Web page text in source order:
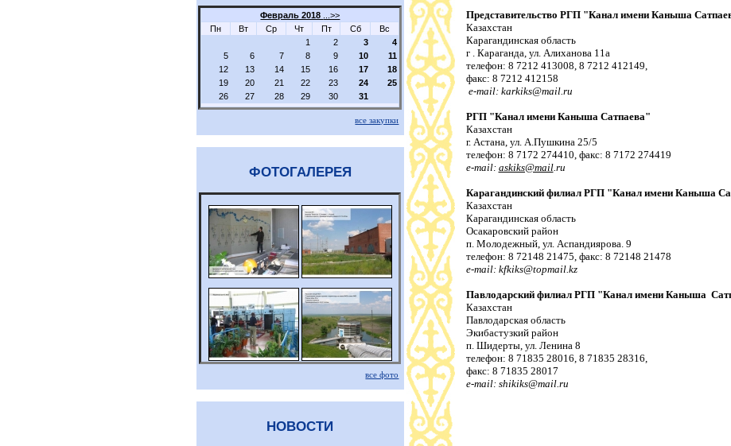
Февраль 2018
...>>
Пн
Вт Ср Чт Пт Сб
Вс
1
2 3
4
5
6 7 8 9 10
11
12
13 14 15 16 17
18
19
20 21 22 23 24
25
26
27 28 29 30 31
все закупки
ФОТОГАЛЕРЕЯ
все фото
НОВОСТИ
Представительство РГП "Канал имени Каныша
Казахстан
Карагандинская область
г . Караганда, ул. Алиханова 11а
телефон: 8 7212 413008, 8 7212 412149,
факс: 8 7212 412158
e-mail: karkiks@mail.ru
РГП "Канал имени Каныша Сатпаева"
Казахстан
г. Астана, ул. А.Пушкина 25/5
телефон: 8 7172 274410, факс: 8 7172 274419
e-mail: askiks@mail.ru
Карагандинский филиал РГП "Канал имени Каныша
Казахстан
Карагандинская область
Осакаровский район
п. Молодежный, ул. Аспандиярова. 9
телефон: 8 72148 21475, факс: 8 72148 21478
e-mail: kfkiks@topmail.kz
Павлодарский филиал РГП "Канал имени Каныша
Казахстан
Павлодарская область
Экибастузкий район
п. Шидерты, ул. Ленина 8
телефон: 8 71835 28016, 8 71835 28316,
факс: 8 71835 28017
e-mail: shikiks@mail.ru